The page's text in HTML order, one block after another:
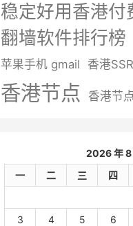
稳定好用香港付
翻墙软件排行榜
苹果手机 gmail 香港
香港节点 香港节
2026 年 8
一
二 三 四
3
4 5 6